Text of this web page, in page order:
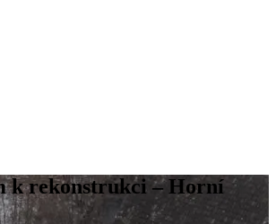
k rekonstrukci – Horní